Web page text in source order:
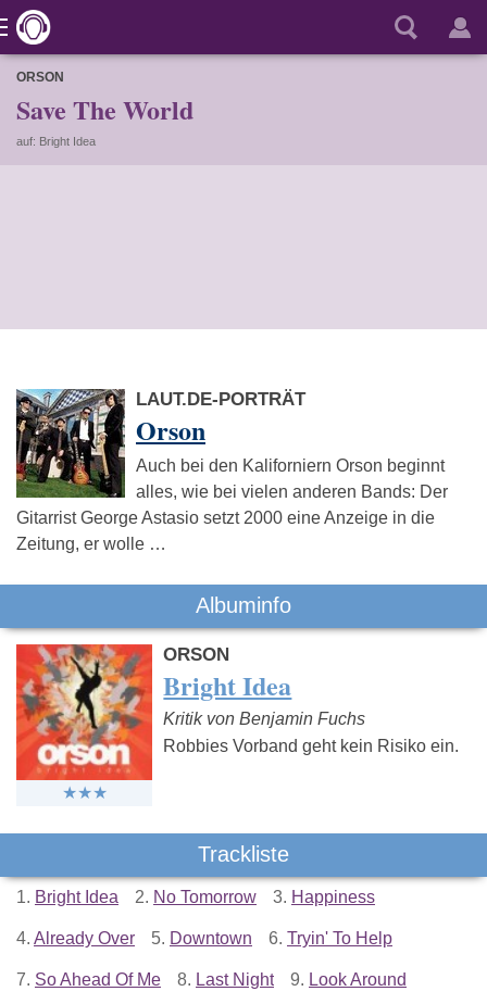
ORSON
Save The World
auf: Bright Idea
LAUT.DE-PORTRÄT
Orson
Auch bei den Kaliforniern Orson beginnt
alles, wie bei vielen anderen Bands: Der
Gitarrist George Astasio setzt 2000 eine Anzeige in die
Zeitung, er wolle …
Albuminfo
ORSON
Bright Idea
Kritik von Benjamin Fuchs
Robbies Vorband geht kein Risiko ein.
Trackliste
1. Bright Idea 2. No Tomorrow 3. Happiness
4. Already Over 5. Downtown 6. Tryin' To Help
7. So Ahead Of Me 8. Last Night 9. Look Around